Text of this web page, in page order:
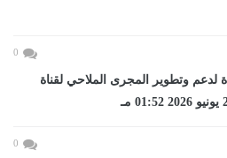
0
لدعم وتطوير المجرى الملاحي لقناة
0